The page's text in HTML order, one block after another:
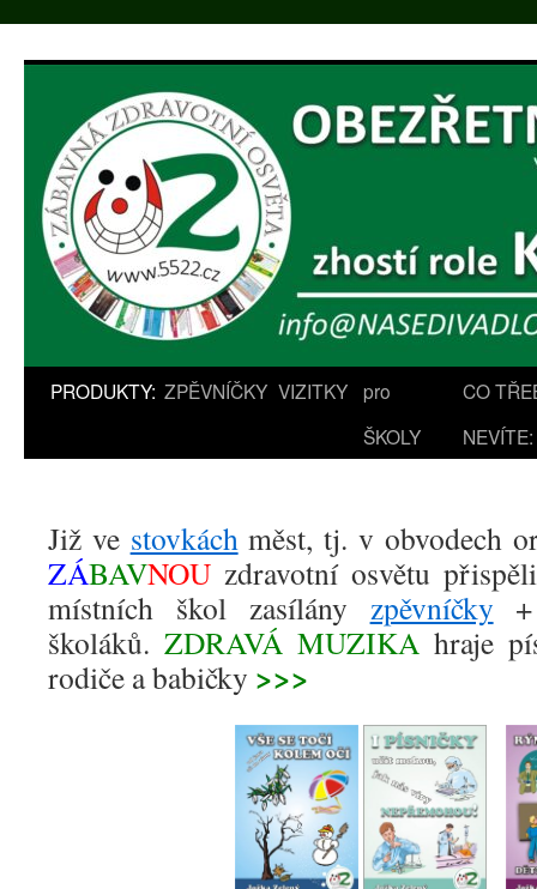
k
PRODUKTY: ZPĚVNÍČKY VIZITKY pro
ŠKOLY
CO
NEVÍTE:
Již ve stovkáchměst, tj. v obvodech
ZÁBAVNOU zdravotní osvětu
místních škol zasílány zpěvníčky
školáků. ZDRAVÁ MUZIKA hraje
rodiče a babičky >>>